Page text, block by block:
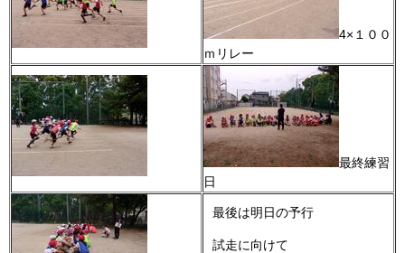
4×１００
ｍリレー
最終練習
日
最後は明日の予行
試走に向けて